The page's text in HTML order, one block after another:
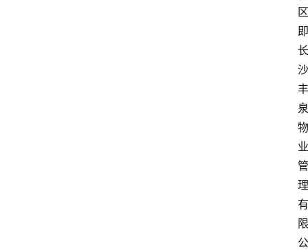
区
即
长
沙
丰
泉
物
业
管
理
有
限
公